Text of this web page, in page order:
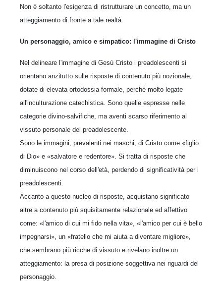
Non è soltanto l'esigenza di ristrutturare un concetto, ma un
atteggiamento di fronte a tale realtà.
Un personaggio, amico e simpatico: l'immagine di Cristo
Nel delineare l'immagine di Gesù Cristo i preadolescenti si
orientano anzitutto sulle risposte di contenuto più nozionale,
dotate di elevata ortodossia formale, perché molto legate
all'inculturazione catechistica. Sono quelle espresse nelle
categorie divino-salvifiche, ma aventi scarso riferimento al
vissuto personale del preadolescente.
Sono le immagini, prevalenti nei maschi, di Cristo come «figlio
di Dio» e «salvatore e redentore». Si tratta di risposte che
diminuiscono nel corso dell'età, perdendo di significatività per i
preadolescenti.
Accanto a questo nucleo di risposte, acquistano significato
altre a contenuto più squisitamente relazionale ed affettivo
come: «l'amico di cui mi fido nella vita», «l'amico per cui è bello
impegnarsi», un «fratello che mi aiuta a diventare migliore»,
che sembrano più ricche di vissuto e rivelano inoltre un
atteggiamento: la presa di posizione soggettiva nei riguardi del
personaggio.